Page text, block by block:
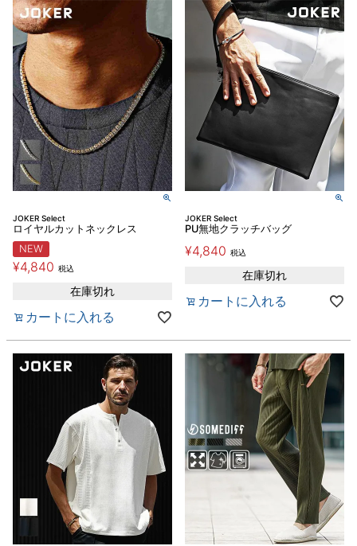
JOKER Select
ロイヤルカットネックレス
NEW
¥4,840 税込
在庫切れ
カートに入れる
JOKER Select
PU無地クラッチバッグ
¥4,840 税込
在庫切れ
カートに入れる